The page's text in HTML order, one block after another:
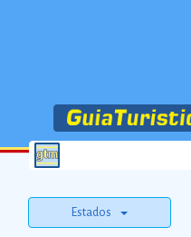
Estados